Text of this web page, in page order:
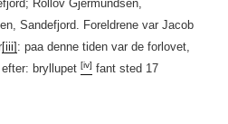
Rollov Gjermundsen,
Sandefjord. Foreldrene var Jacob
[iii] : paa denne tiden var de forlovet,
bryllupet [iv] fant sted 17